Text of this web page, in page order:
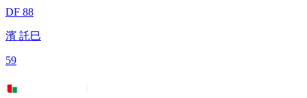
DF 88
濱 託巳
59